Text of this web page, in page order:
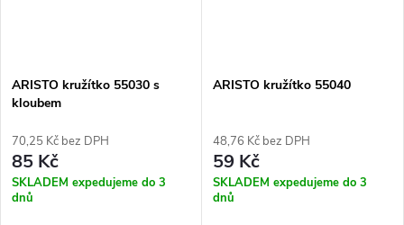
ARISTO kružítko 55030 s
kloubem
70,25 Kč bez DPH
85 Kč
SKLADEM expedujeme do 3
dnů
ARISTO kružítko 55040
48,76 Kč bez DPH
59 Kč
SKLADEM expedujeme do 3
dnů